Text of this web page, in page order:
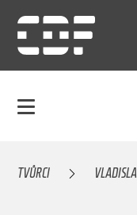
TVŮRCI